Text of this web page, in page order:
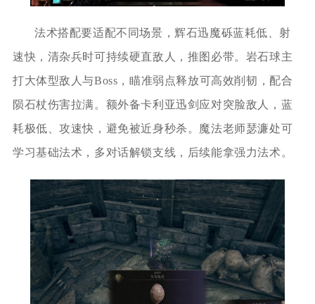
法术搭配要适配不同场景，辉石迅魔砾蓝耗低、射
速快，清杂兵时可持续硬直敌人，推图必带。岩石球主
打大体型敌人与Boss，瞄准弱点释放可高效削韧，配合
陨石杖伤害拉满。额外备卡利亚迅剑应对突脸敌人，蓝
耗极低、攻速快，避免被近身秒杀。魔法老师瑟濂处可
学习基础法术，多对话解锁支线，后续能拿强力法术。